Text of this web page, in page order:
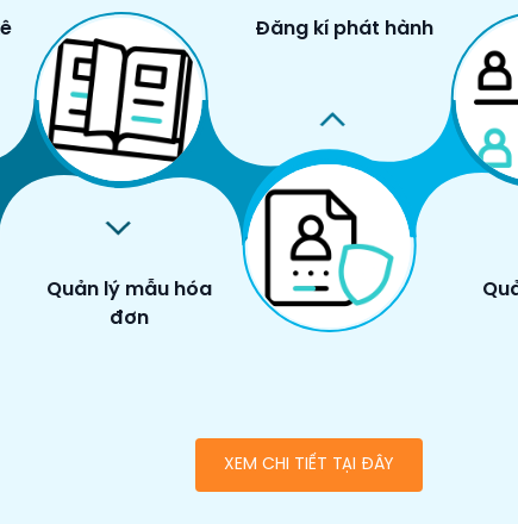
Quản lý mẫu hóa
đơn
Đăng kí phát hành
XEM CHI TIẾT TẠI ĐÂY